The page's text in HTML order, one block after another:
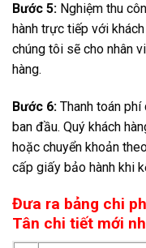
Bước 5: Nghiệm thu
hành trực tiếp với
chúng tôi sẽ cho nhân
hàng.
Bước 6: Thanh toán
ban đầu. Quý khách
hoặc chuyển khoản
cấp giấy bảo hành khi
Đưa ra bảng chi
Tân chi tiết mới